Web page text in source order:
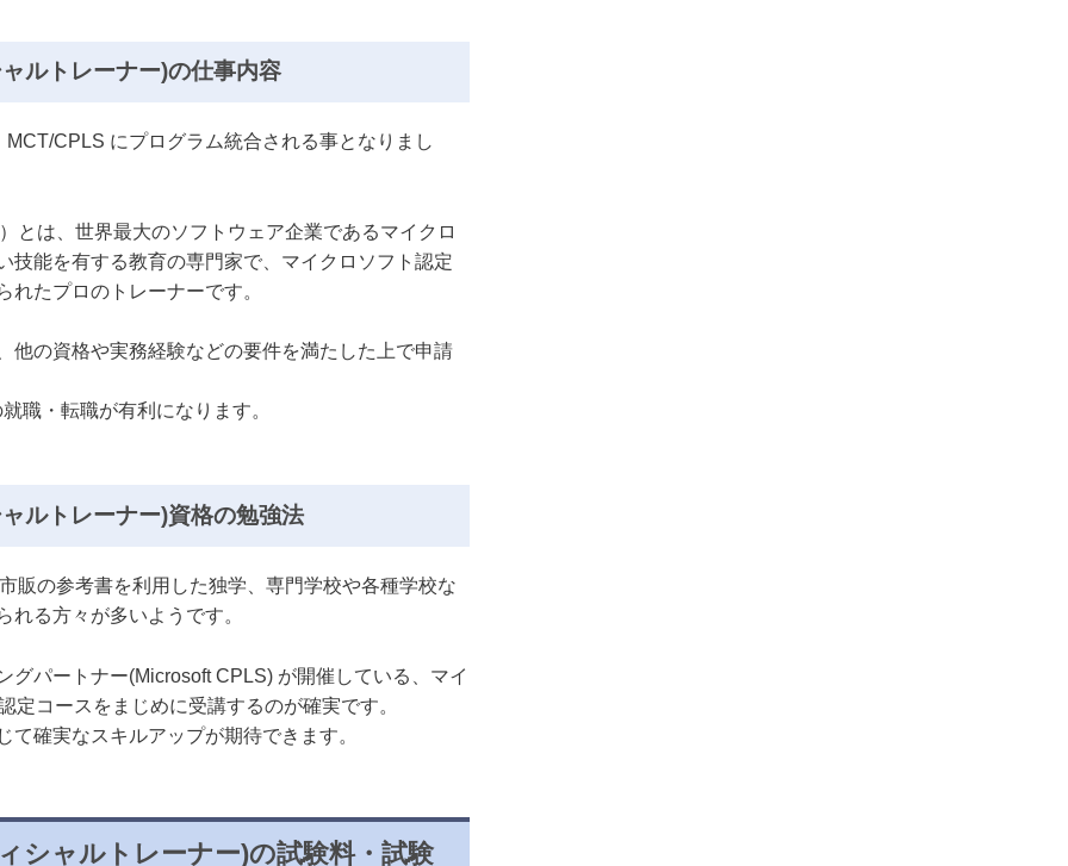
ルトレーナー)の仕事内容
CPLS にプログラム統合される事となりまし
とは、世界最大のソフトウェア企業であるマイクロ
技能を有する教育の専門家で、マイクロソフト認定
たプロのトレーナーです。
他の資格や実務経験などの要件を満たした上で申請
職・転職が有利になります。
ルトレーナー)資格の勉強法
販の参考書を利用した独学、専門学校や各種学校な
る方々が多いようです。
グパートナー(Microsoft CPLS) が開催している、マイ
定コースをまじめに受講するのが確実です。
確実なスキルアップが期待できます。
シャルトレーナー)の試験料・試験